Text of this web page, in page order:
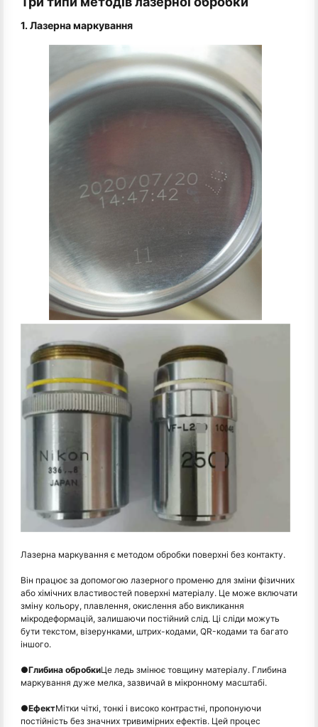
1. Лазерна маркування
Лазерна маркування є методом обробки поверхні без контакту.
Він працює за допомогою лазерного променю для зміни фізичних
або хімічних властивостей поверхні матеріалу. Це може включати
зміну кольору, плавлення, окислення або викликання
мікродеформацій, залишаючи постійний слід. Ці сліди можуть
бути текстом, візерунками, штрих-кодами, QR-кодами та багато
іншого.
●Глибина обробкиЦе ледь змінює товщину матеріалу. Глибина
маркування дуже мелка, зазвичай в мікронному масштабі.
●ЕфектМітки чіткі, тонкі і високо контрастні, пропонуючи
постійність без значних тривимірних ефектів. Цей процес